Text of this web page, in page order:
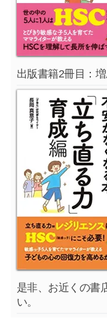
出版書籍2冊目：
是非、お近くの書
い。